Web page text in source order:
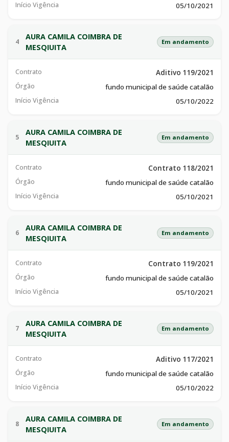
Início Vigência 05/10/2021
4
AURA CAMILA COIMBRA DE
MESQIUITA
Em andamento
Contrato Aditivo 119/2021
Órgão fundo municipal de saúde catalão
Início Vigência 05/10/2022
5
AURA CAMILA COIMBRA DE
MESQIUITA
Em andamento
Contrato Contrato 118/2021
Órgão fundo municipal de saúde catalão
Início Vigência 05/10/2021
6
AURA CAMILA COIMBRA DE
MESQIUITA
Em andamento
Contrato Contrato 119/2021
Órgão fundo municipal de saúde catalão
Início Vigência 05/10/2021
7
AURA CAMILA COIMBRA DE
MESQIUITA
Em andamento
Contrato Aditivo 117/2021
Órgão fundo municipal de saúde catalão
Início Vigência 05/10/2022
8
AURA CAMILA COIMBRA DE
MESQIUITA
Em andamento